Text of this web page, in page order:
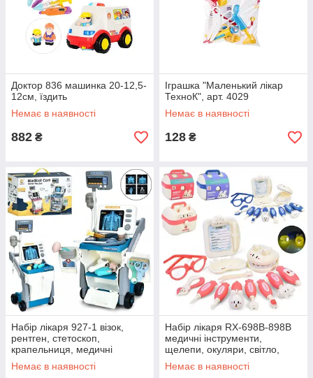
Доктор 836 машинка 20-12,5-
12см, їздить
Немає в наявності
882 ₴
Іграшка "Маленький лікар
ТехноК", арт. 4029
Немає в наявності
128 ₴
Набір лікаря 927-1 візок,
рентген, стетоскоп,
крапельниця, медичні
інструменти, звук, світло, на
батарейках.
Немає в наявності
Набір лікаря RX-698B-898B
медичні інструменти,
щелепи, окуляри, світло,
чемодан 19-5-17см, 2
кольори, на батарейках
Немає в наявності